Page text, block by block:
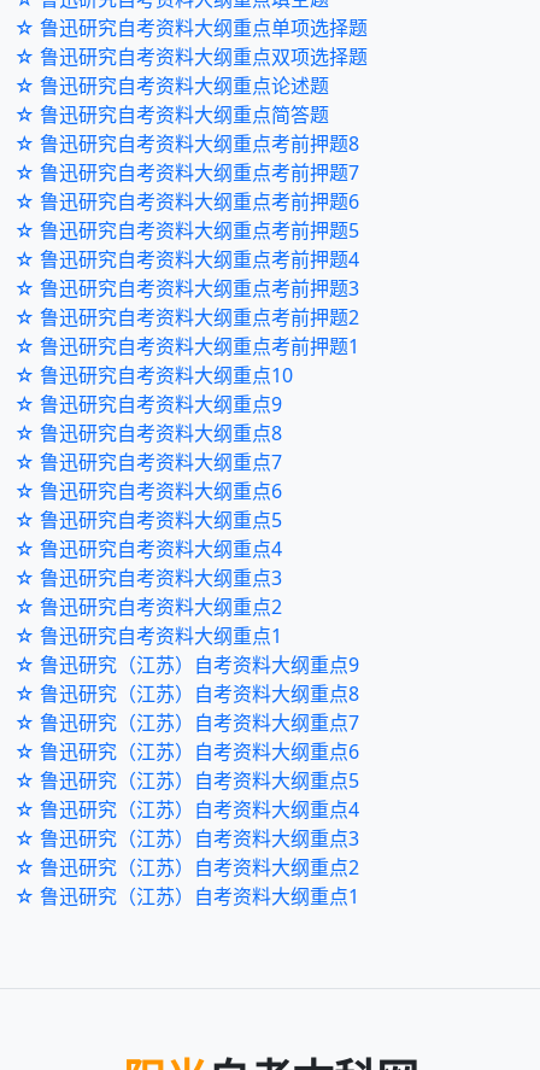
☆ 鲁迅研究自考资料大纲重点单项选择题
☆ 鲁迅研究自考资料大纲重点双项选择题
☆ 鲁迅研究自考资料大纲重点论述题
☆ 鲁迅研究自考资料大纲重点简答题
☆ 鲁迅研究自考资料大纲重点考前押题8
☆ 鲁迅研究自考资料大纲重点考前押题7
☆ 鲁迅研究自考资料大纲重点考前押题6
☆ 鲁迅研究自考资料大纲重点考前押题5
☆ 鲁迅研究自考资料大纲重点考前押题4
☆ 鲁迅研究自考资料大纲重点考前押题3
☆ 鲁迅研究自考资料大纲重点考前押题2
☆ 鲁迅研究自考资料大纲重点考前押题1
☆ 鲁迅研究自考资料大纲重点10
☆ 鲁迅研究自考资料大纲重点9
☆ 鲁迅研究自考资料大纲重点8
☆ 鲁迅研究自考资料大纲重点7
☆ 鲁迅研究自考资料大纲重点6
☆ 鲁迅研究自考资料大纲重点5
☆ 鲁迅研究自考资料大纲重点4
☆ 鲁迅研究自考资料大纲重点3
☆ 鲁迅研究自考资料大纲重点2
☆ 鲁迅研究自考资料大纲重点1
☆ 鲁迅研究（江苏）自考资料大纲重点9
☆ 鲁迅研究（江苏）自考资料大纲重点8
☆ 鲁迅研究（江苏）自考资料大纲重点7
☆ 鲁迅研究（江苏）自考资料大纲重点6
☆ 鲁迅研究（江苏）自考资料大纲重点5
☆ 鲁迅研究（江苏）自考资料大纲重点4
☆ 鲁迅研究（江苏）自考资料大纲重点3
☆ 鲁迅研究（江苏）自考资料大纲重点2
☆ 鲁迅研究（江苏）自考资料大纲重点1